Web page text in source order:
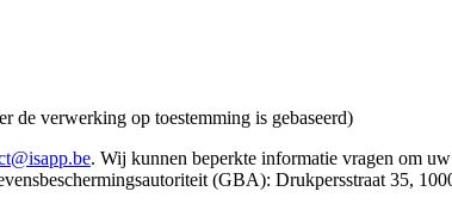
de verwerking op toestemming is gebaseerd)
. Wij kunnen beperkte informatie vragen om
(GBA): Drukpersstraat 35,